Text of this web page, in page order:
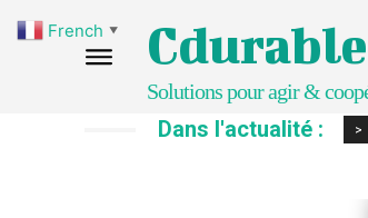
Solutions pour agir &
Dans l'actualité : >
French ▼